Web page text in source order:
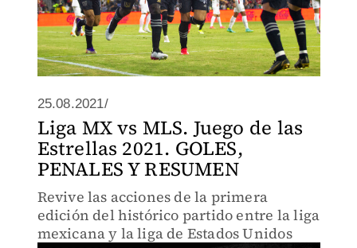
25.08.2021/
Liga MX vs MLS. Juego de las
Estrellas 2021. GOLES,
PENALES Y RESUMEN
Revive las acciones de la primera
edición del histórico partido entre la liga
mexicana y la liga de Estados Unidos